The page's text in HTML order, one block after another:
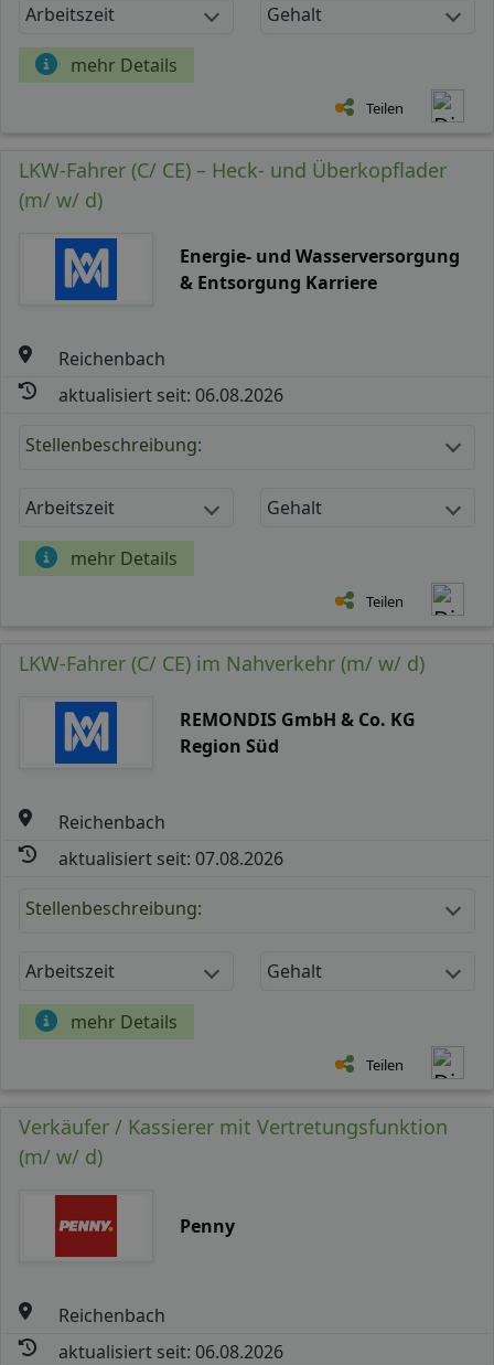
Arbeitszeit Gehalt
mehr Details
Teilen
LKW-Fahrer (C/ CE) – Heck- und Überkopflader
(m/ w/ d)
Energie- und Wasserversorgung
& Entsorgung Karriere
Reichenbach
aktualisiert seit: 06.08.2026
Stellenbeschreibung:
Arbeitszeit Gehalt
mehr Details
Teilen
LKW-Fahrer (C/ CE) im Nahverkehr (m/ w/ d)
REMONDIS GmbH & Co. KG
Region Süd
Reichenbach
aktualisiert seit: 07.08.2026
Stellenbeschreibung:
Arbeitszeit Gehalt
mehr Details
Teilen
Verkäufer / Kassierer mit Vertretungsfunktion
(m/ w/ d)
Penny
Reichenbach
aktualisiert seit: 06.08.2026